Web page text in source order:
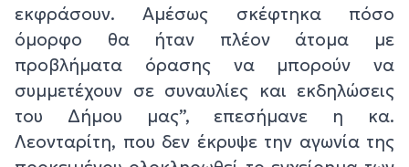
εκφράσουν. Αμέσως σκέφτηκα πόσο
όμορφο θα ήταν πλέον άτομα με
προβλήματα όρασης να μπορούν να
συμμετέχουν σε συναυλίες και εκδηλώσεις
του Δήμου μας”, επεσήμανε η κα.
Λεονταρίτη, που δεν έκρυψε την αγωνία της